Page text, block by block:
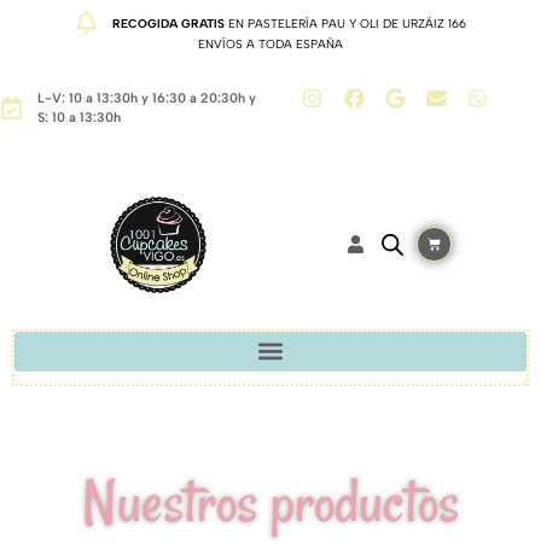
RECOGIDA GRATISEN PASTELERÍA PAU Y OLI DE URZÁIZ 166
ENVÍOS A TODA ESPAÑA
L-V: 10 a 13:30h y 16:30 a 20:30h y
S: 10 a 13:30h
Nuestros productos